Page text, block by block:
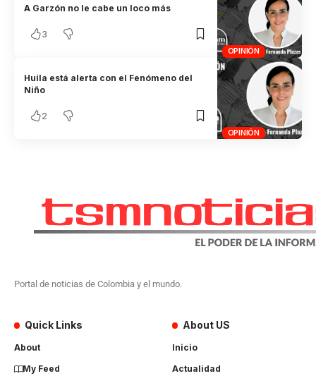
OPINIÓN
A Garzón no le cabe un loco más
3
OPINIÓN
Huila está alerta con el Fenómeno del
Niño
2
Portal de noticias de Colombia y el mundo.
Quick Links
About
My Feed
About US
Inicio
Actualidad